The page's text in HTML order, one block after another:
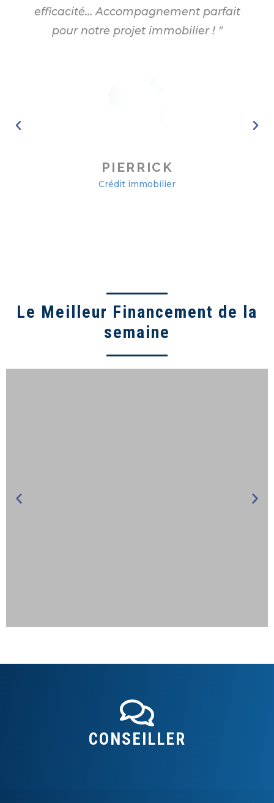
efficacité… Accompagnement parfait
pour notre projet immobilier ! "
PIERRICK
Crédit immobilier
Le Meilleur Financement de la
semaine
vu 2 courtiers ! Pour l'acquisition de sa résidence
CONSEILLER